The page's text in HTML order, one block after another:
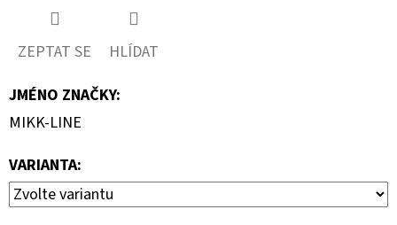
ZEPTAT SE
HLÍDAT
JMÉNO ZNAČKY:
MIKK-LINE
VARIANTA: